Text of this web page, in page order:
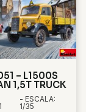
– L1500S
1,5T TRUCK
- ESCALA:
1/35